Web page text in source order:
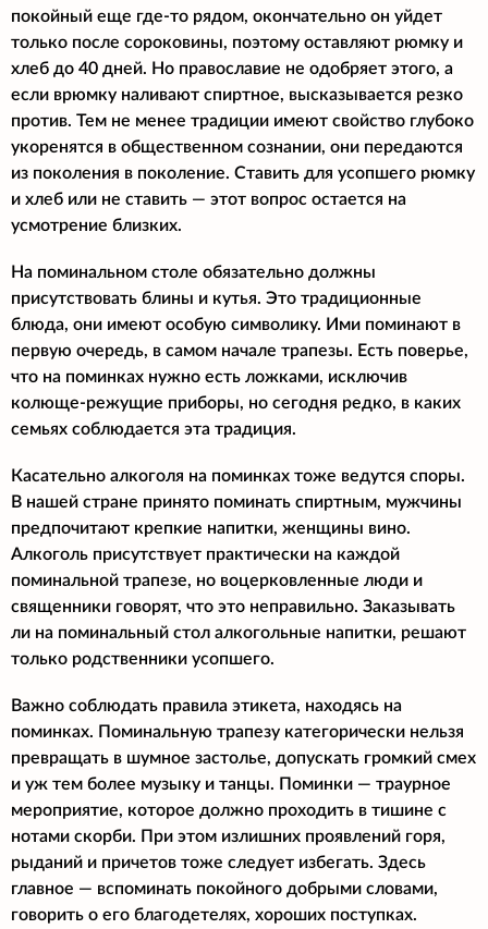
покойный еще где-то рядом, окончательно он уйдет
только после сороковины, поэтому оставляют рюмку и
хлеб до 40 дней. Но православие не одобряет этого, а
если врюмку наливают спиртное, высказывается резко
против. Тем не менее традиции имеют свойство глубоко
укоренятся в общественном сознании, они передаются
из поколения в поколение. Ставить для усопшего рюмку
и хлеб или не ставить — этот вопрос остается на
усмотрение близких.
На поминальном столе обязательно должны
присутствовать блины и кутья. Это традиционные
блюда, они имеют особую символику. Ими поминают в
первую очередь, в самом начале трапезы. Есть поверье,
что на поминках нужно есть ложками, исключив
колюще-режущие приборы, но сегодня редко, в каких
семьях соблюдается эта традиция.
Касательно алкоголя на поминках тоже ведутся споры.
В нашей стране принято поминать спиртным, мужчины
предпочитают крепкие напитки, женщины вино.
Алкоголь присутствует практически на каждой
поминальной трапезе, но воцерковленные люди и
священники говорят, что это неправильно. Заказывать
ли на поминальный стол алкогольные напитки, решают
только родственники усопшего.
Важно соблюдать правила этикета, находясь на
поминках. Поминальную трапезу категорически нельзя
превращать в шумное застолье, допускать громкий смех
и уж тем более музыку и танцы. Поминки — траурное
мероприятие, которое должно проходить в тишине с
нотами скорби. При этом излишних проявлений горя,
рыданий и причетов тоже следует избегать. Здесь
главное — вспоминать покойного добрыми словами,
говорить о его благодетелях, хороших поступках.